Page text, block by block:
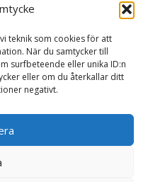
teknik som cookies för att
När du samtycker till
surfbeteende eller unika ID:n
eller om du återkallar ditt
negativt.
lyktor/